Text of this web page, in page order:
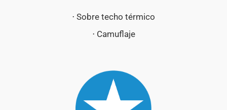
⋅ Sobre techo térmico
⋅ Camuflaje